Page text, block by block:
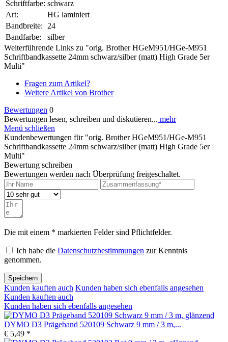
Schriftfarbe: schwarz
Art:
HG laminiert
Bandbreite:
24
Bandfarbe:
silber
Weiterführende Links zu "orig. Brother HGeM951/HGe-M951
Schriftbandkassette 24mm schwarz/silber (matt) High Grade 5er
Multi"
Fragen zum Artikel?
Weitere Artikel von Brother
Bewertungen 0
Bewertungen lesen, schreiben und diskutieren... mehr
Menü schließen
Kundenbewertungen für "orig. Brother HGeM951/HGe-M951
Schriftbandkassette 24mm schwarz/silber (matt) High Grade 5er
Multi"
Bewertung schreiben
Bewertungen werden nach Überprüfung freigeschaltet.
Die mit einem * markierten Felder sind Pflichtfelder.
Ich habe die Datenschutzbestimmungen zur Kenntnis
genommen.
Speichern
Kunden kauften auch Kunden haben sich ebenfalls angesehen
Kunden kauften auch
Kunden haben sich ebenfalls angesehen
DYMO D3 Prägeband 520109 Schwarz 9 mm / 3 m,...
€ 5,49 *